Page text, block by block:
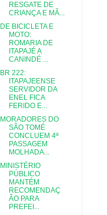
RESGATE DE
CRIANÇA E MÃ...
DE BICICLETA E
MOTO:
ROMARIA DE
ITAPAJÉ A
CANINDÉ ...
BR 222:
ITAPAJEENSE
SERVIDOR DA
ENEL FICA
FERIDO E...
MORADORES DO
SÃO TOMÉ
CONCLUEM 4ª
PASSAGEM
MOLHADA...
MINISTÉRIO
PÚBLICO
MANTÉM
RECOMENDAÇ
ÃO PARA
PREFEI...